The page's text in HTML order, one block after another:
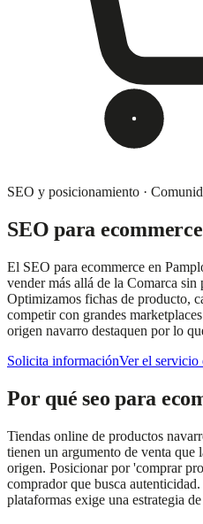
SEO y posicionamiento ·
SEO para ecommerce
El SEO para ecommerce en
vender más allá de la Comarca sin
Optimizamos fichas de producto,
competir con grandes
origen navarro destaquen por lo
Solicita informaciónVer el servicio
Por quéseo para
Tiendas online de productos
tienen un argumento de venta que
origen. Posicionar por 'comprar
comprador que busca
plataformas exige una estrategia